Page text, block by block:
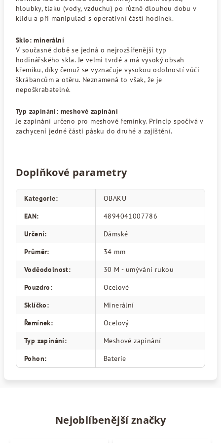
hloubky, tlaku (vody, vzduchu) po různě dlouhou dobu v
klidu a při manipulaci s operativní částí hodinek.
Sklo: minerální
V současné době se jedná o nejrozšířenější typ
hodinářského skla. Je velmi tvrdé a má vysoký obsah
křemíku, díky čemuž se vyznačuje vysokou odolností vůči
škrábancům a otěru. Neznamená to však, že je
nepoškrabatelné.
Typ zapínání: meshové zapínání
Je zapínání určeno pro meshové řemínky. Princip spočívá v
zachycení jedné části pásku do druhé a zajištění.
Doplňkové parametry
Kategorie:
OBAKU
EAN:
4894041007786
Určení:
Dámské
Průměr:
34 mm
Voděodolnost:
30 M - umývání rukou
Pouzdro:
Ocelové
Sklíčko:
Minerální
Řemínek:
Ocelový
Typ zapínání:
Meshové zapínání
Pohon: Baterie
Nejoblíbenější značky